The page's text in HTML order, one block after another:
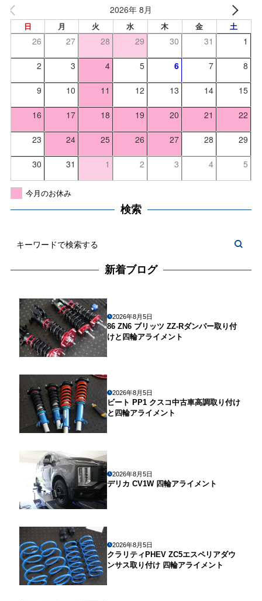
2026年 8月
日 月 火 水 木 金 土
26 27 28 29 30 31 1
2 3 4 5 6 7 8
9 10 11 12 13 14 15
16 17 18 19 20 21 22
23 24 25 26 27 28 29
30 31 1 2 3 4 5
今月のお休み
検索
新着ブログ
2026年8月5日
86 ZN6 ブリッツ ZZ-Rダンパー取り付
けと四輪アライメント
2026年8月5日
ビート PP1 クスコ中古車高調取り付け
と四輪アライメント
2026年8月5日
デリカ CV1W 四輪アライメント
2026年8月5日
クラリティPHEV ZC5エスペリアダウ
ンサス取り付け 四輪アライメント